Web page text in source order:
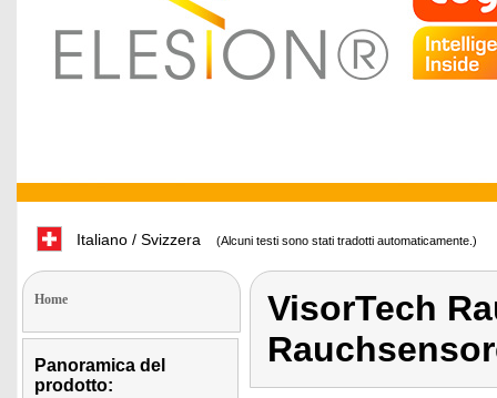
Italiano / Svizzera (Alcuni testi sono stati tradotti automaticamente.)
Home
Panoramica del
prodotto:
VisorTech